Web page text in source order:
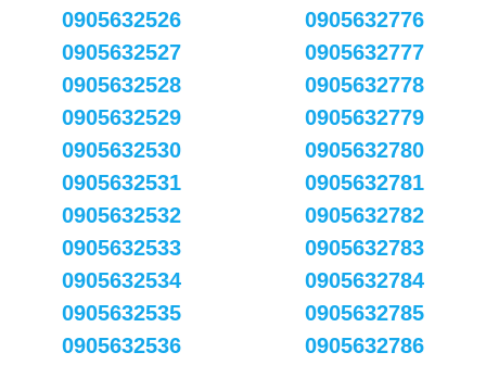
0905632526
0905632527
0905632528
0905632529
0905632530
0905632531
0905632532
0905632533
0905632534
0905632535
0905632536
0905632776
0905632777
0905632778
0905632779
0905632780
0905632781
0905632782
0905632783
0905632784
0905632785
0905632786